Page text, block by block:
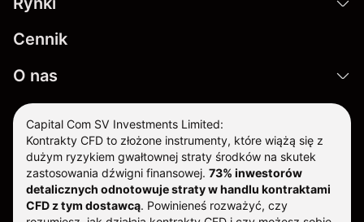
Cennik
O nas
Capital Com SV Investments Limited:
Kontrakty CFD to złożone instrumenty, które wiążą się z
dużym ryzykiem gwałtownej straty środków na skutek
zastosowania dźwigni finansowej. 73% inwestorów
detalicznych odnotowuje straty w handlu kontraktami
CFD z tym dostawcą. Powinieneś rozważyć, czy